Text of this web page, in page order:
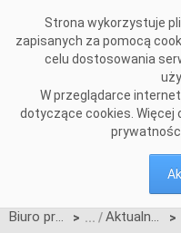
Strona wykorzystuje
zapisanych za pomocą
celu dostosowania
W przeglądarce
dotyczące cookies. Więcej
Biuro prasowe > Aktualności >